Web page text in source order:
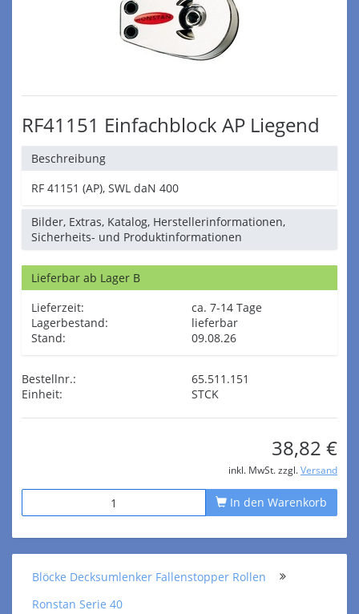
RF41151 Einfachblock AP Liegend
Beschreibung
RF 41151 (AP), SWL daN 400
Bilder, Extras, Katalog, Herstellerinformationen,
Sicherheits- und Produktinformationen
Lieferbar ab Lager B
Lieferzeit:
ca. 7-14 Tage
Lagerbestand:
lieferbar
Stand:
09.08.26
Bestellnr.:
65.511.151
Einheit:
STCK
38,82 €
inkl. MwSt. zzgl. Versand
In den Warenkorb
Blöcke Decksumlenker Fallenstopper Rollen
Ronstan Serie 40